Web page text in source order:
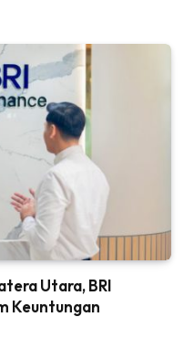
Utara, BRI
Keuntungan